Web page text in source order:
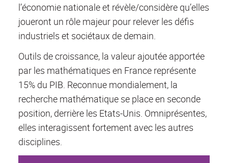
l’économie nationale et révèle/considère qu’elles
joueront un rôle majeur pour relever les défis
industriels et sociétaux de demain.
Outils de croissance, la valeur ajoutée apportée
par les mathématiques en France représente
15% du PIB. Reconnue mondialement, la
recherche mathématique se place en seconde
position, derrière les Etats-Unis. Omniprésentes,
elles interagissent fortement avec les autres
disciplines.